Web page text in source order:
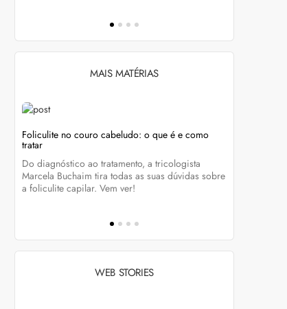
MAIS MATÉRIAS
Foliculite no couro cabeludo: o que é e como
tratar
Do diagnóstico ao tratamento, a tricologista
Marcela Buchaim tira todas as suas dúvidas sobre
a foliculite capilar. Vem ver!
WEB STORIES